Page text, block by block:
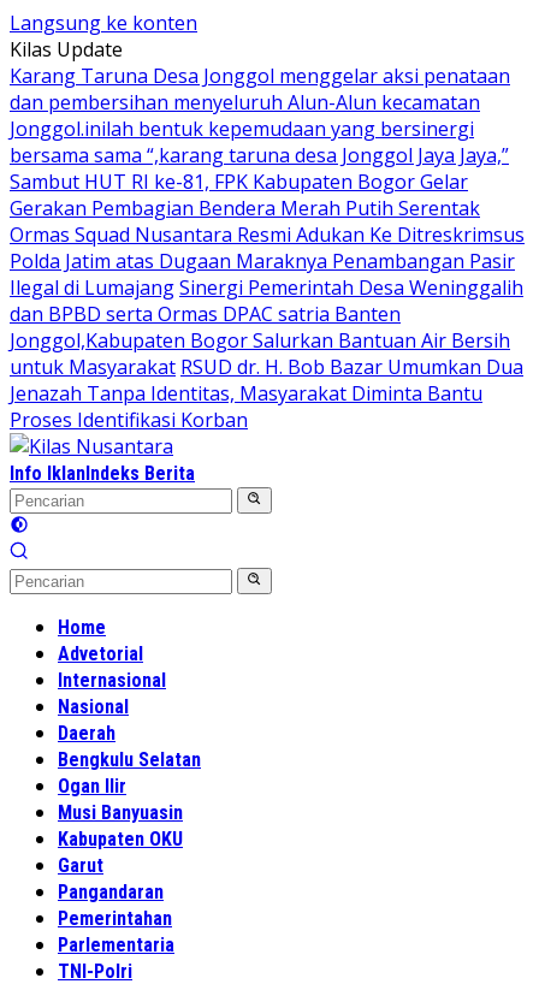
Langsung ke konten
Kilas Update
Karang Taruna Desa Jonggol menggelar aksi penataan
dan pembersihan menyeluruh Alun-Alun kecamatan
Jonggol.inilah bentuk kepemudaan yang bersinergi
bersama sama “,karang taruna desa Jonggol Jaya Jaya,”
Sambut HUT RI ke-81, FPK Kabupaten Bogor Gelar
Gerakan Pembagian Bendera Merah Putih Serentak
Ormas Squad Nusantara Resmi Adukan Ke Ditreskrimsus
Polda Jatim atas Dugaan Maraknya Penambangan Pasir
Ilegal di LumajangSinergi Pemerintah Desa Weninggalih
dan BPBD serta Ormas DPAC satria Banten
Jonggol,Kabupaten Bogor Salurkan Bantuan Air Bersih
untuk Masyarakat RSUD dr. H. Bob Bazar Umumkan Dua
Jenazah Tanpa Identitas, Masyarakat Diminta Bantu
Proses Identifikasi Korban
Info IklanIndeks Berita
Home
Advetorial
Internasional
Nasional
Daerah
Bengkulu Selatan
Ogan Ilir
Musi Banyuasin
Kabupaten OKU
Garut
Pangandaran
Pemerintahan
Parlementaria
TNI-Polri